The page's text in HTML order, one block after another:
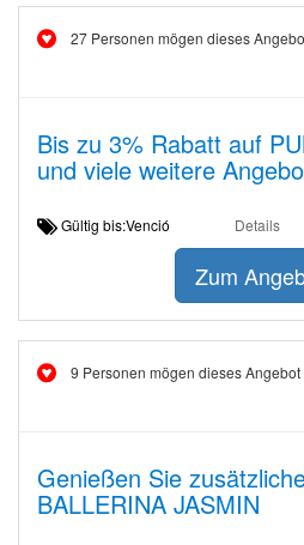
27 Personen mögen dieses
Bis zu 3% Rabatt auf
und viele weitere
Gültig bis:Venció Details
Zum
9 Personen mögen dieses Angebot
Genießen Sie
BALLERINA JASMIN